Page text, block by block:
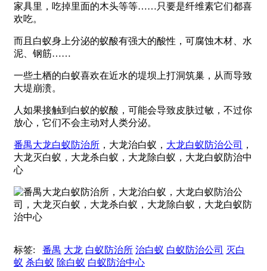
家具里，吃掉里面的木头等等……只要是纤维素它们都喜
欢吃。
而且白蚁身上分泌的蚁酸有强大的酸性，可腐蚀木材、水
泥、钢筋……
一些土栖的白蚁喜欢在近水的堤坝上打洞筑巢，从而导致
大堤崩溃。
人如果接触到白蚁的蚁酸，可能会导致皮肤过敏，不过你
放心，它们不会主动对人类分泌。
番禺大龙白蚁防治所 ，大龙治白蚁， 大龙白蚁防治公司
，
大龙灭白蚁，大龙杀白蚁，大龙除白蚁，大龙白蚁防治中
心
标签: 番禺 大龙 白蚁防治所 治白蚁 白蚁防治公司 灭白
蚁 杀白蚁 除白蚁 白蚁防治中心